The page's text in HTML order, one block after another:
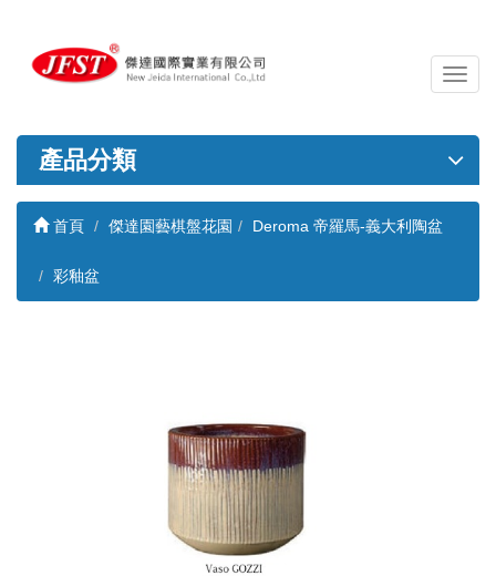
導
覽
關
產品分類
首頁 傑達園藝棋盤花園 Deroma 帝羅馬-義大利陶盆
彩釉盆